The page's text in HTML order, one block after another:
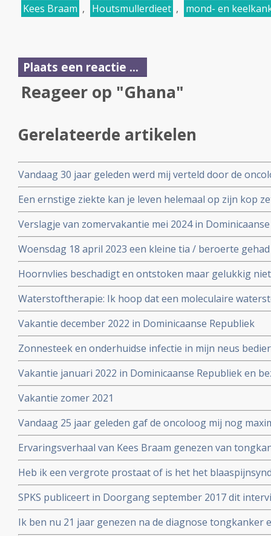
Kees Braam , Houtsmullerdieet , mond- en
Plaats een reactie ...
Reageer op "Ghana"
Gerelateerde artikelen
Vandaag 30 jaar geleden werd mij verteld door de
bijkomend van een kijkoperatie, dat ik nog maximaal
Een ernstige ziekte kan je leven helemaal op zijn kop
Verslagje van zomervakantie mei 2024 in
Woensdag 18 april 2023 een kleine tia / beroerte
drie dagen opgenomen in het ziekenhuis.
Hoornvlies beschadigt en ontstoken maar gelukkig
Waterstoftherapie: Ik hoop dat een moleculaire
waterstofapparaat mij gaat helpen in met name
neurologische uitval
Vakantie december 2022 in Dominicaanse Republiek
Zonnesteek en onderhuidse infectie in mijn neus
vakantie juni 2022
Vakantie januari 2022 in Dominicaanse Republiek en
Vakantie zomer 2021
Vandaag 25 jaar geleden gaf de oncoloog mij nog
Ervaringsverhaal van Kees Braam genezen van
diagnose:
Heb ik een vergrote prostaat of is het het
SPKS publiceert in Doorgang september 2017 dit
overlever.
Ik ben nu 21 jaar genezen na de diagnose tongkanker